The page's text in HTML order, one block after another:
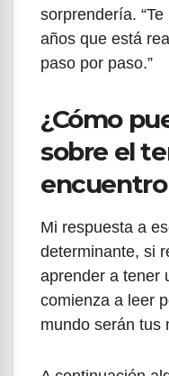
sorprendería.
años que está
paso por paso.”
¿Cómo
sobre el
Mi respuesta a
determinante, si
aprender a tener
comienza a leer
mundo serán tus